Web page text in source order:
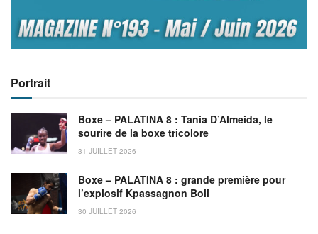
Portrait
Boxe – PALATINA 8 : Tania D’Almeida, le
sourire de la boxe tricolore
31 JUILLET 2026
Boxe – PALATINA 8 : grande première pour
l’explosif Kpassagnon Boli
30 JUILLET 2026